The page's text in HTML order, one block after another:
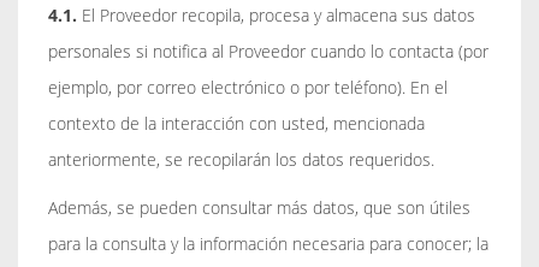
4.1. El Proveedor recopila, procesa y almacena sus datos
personales si notifica al Proveedor cuando lo contacta (por
ejemplo, por correo electrónico o por teléfono). En el
contexto de la interacción con usted, mencionada
anteriormente, se recopilarán los datos requeridos.
Además, se pueden consultar más datos, que son útiles
para la consulta y la información necesaria para conocer; la